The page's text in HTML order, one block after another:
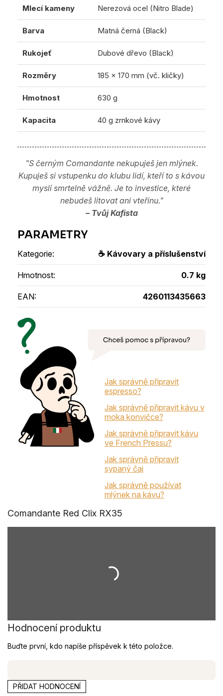
Mlecí kameny Nerezová ocel (Nitro Blade)
Barva Matná černá (Black)
Rukojeť Dubové dřevo (Black)
Rozměry 185 x 170 mm (vč. kličky)
Hmotnost 630 g
Kapacita 40 g zrnkové kávy
"S černým Comandante nekupuješ jen mlýnek.
Kupuješ si vstupenku do klubu lidí, kteří to s kávou
myslí smrtelně vážně. Je to investice, které
nebudeš litovat ani vteřinu."
– Tvůj Kafista
Kategorie: ☕ Kávovary a příslušenství
Hmotnost: 0.7 kg
EAN: 4260113435663
Jak správně připravit
espresso?
Jak správně připravit kávu v
moka konvičce?
Jak správně připravit kávu
ve French Pressu?
Jak správně připravit
sypaný čaj
Jak správně používat
mlýnek na kávu?
Comandante Red Clix RX35
Hodnocení produktu
Buďte první, kdo napíše příspěvek k této položce.
PŘIDAT HODNOCENÍ